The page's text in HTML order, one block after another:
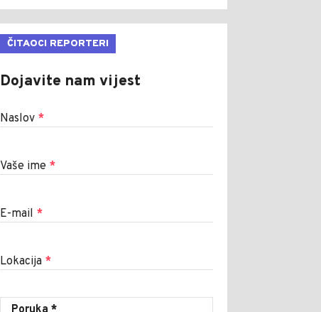
ČITAOCI REPORTERI
Dojavite nam vijest
Naslov *
Vaše ime *
E-mail *
Lokacija *